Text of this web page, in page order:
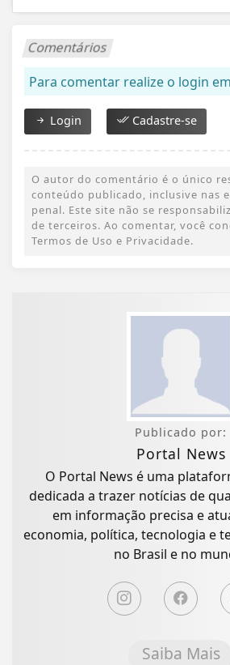
Comentários
Para comentar realize o login
Login Cadastre-se
O autor do comentário é o único
conteúdo publicado, inclusive nas
penal. Este site não se
de terceiros. Ao comentar, você
Termos de Uso e Privacidade.
Publicado por:
Portal News
O Portal News é uma
dedicada a trazer notícias de
em informação precisa e
economia, política, tecnologia e
no Brasil e no
Saiba Mais